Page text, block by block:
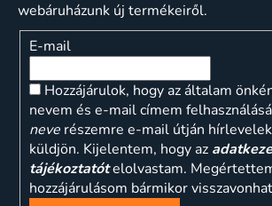
webáruházunk új termékeiről.
E-mail
Hozzájárulok, hogy az általam
nevem és e-mail címem
neve részemre e-mail útján
küldjön. Kijelentem, hogy az
tájékoztatótelolvastam.
hozzájárulásom bármikor